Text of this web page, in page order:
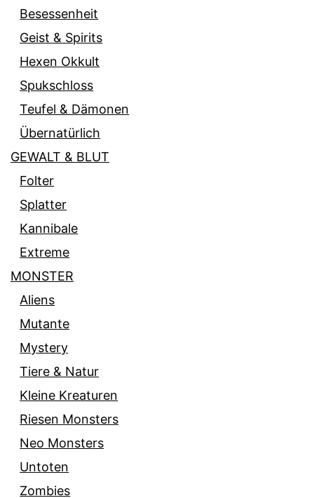
Besessenheit
Geist & Spirits
Hexen Okkult
Spukschloss
Teufel & Dämonen
Übernatürlich
GEWALT & BLUT
Folter
Splatter
Kannibale
Extreme
MONSTER
Aliens
Mutante
Mystery
Tiere & Natur
Kleine Kreaturen
Riesen Monsters
Neo Monsters
Untoten
Zombies